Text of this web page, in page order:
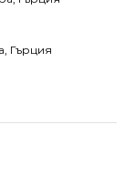
Гърция